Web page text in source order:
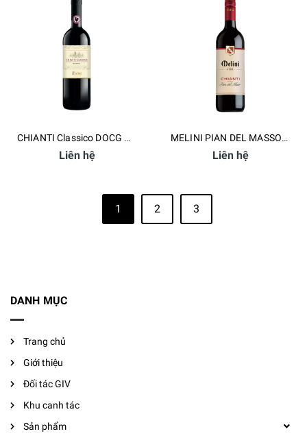
CHIANTI Classico DOCG Riserva
Liên hệ
MELINI PIAN DEL MASSO Chianti DOCG
Liên hệ
1 2 3
DANH MỤC
Trang chủ
Giới thiệu
Đối tác GIV
Khu canh tác
Sản phẩm